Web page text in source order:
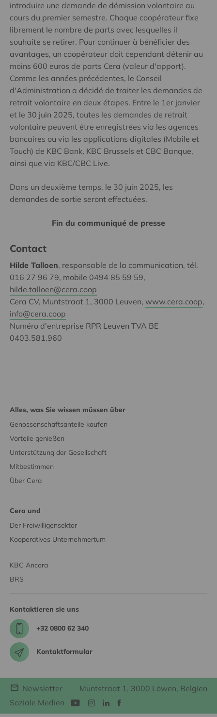
introduire une demande de démission volontaire au
cours du premier semestre. Chaque coopérateur fixe
librement le nombre de parts avec lesquelles il
souhaite se retirer. Pour continuer à bénéficier des
avantages, un coopérateur doit cependant détenir au
moins 600 euros de parts Cera (valeur d'apport).
Comme les années précédentes, le Conseil
d'Administration a décidé de traiter les demandes de
retrait volontaire en deux étapes. Entre le 1er janvier
et le 30 juin 2025, toutes les demandes de retrait
volontaire peuvent être enregistrées via les agences
bancaires ou via les applications digitales (Mobile et
Touch) de KBC Bank, KBC Brussels et CBC Banque,
ainsi que via KBC/CBC Live.
Dans un deuxième temps, le 30 juin 2025, les
demandes de sortie seront effectuées.
Fin du communiqué de presse
Contact
Hilde Talloen, responsable de la communication, tél.
016 27 96 79, mobile 0494 85 59 59,
hilde.talloen@cera.coop
Cera CV, Muntstraat 1, 3000 Leuven, www.cera.coop,
info@cera.coop
Numéro d'entreprise RPR Leuven TVA BE
0403.581.960
Alles, was Sie wissen müssen über
Genossenschaftsanteile kaufen
Vorteile genießen
Unterstützung der Gesellschaft
Mitbestimmen
Über Cera
Cera und
Der Freiwilligensektor
Kooperatives Unternehmertum
KBC Ancora
BRS
Kontaktieren sie uns
+32 0800 62 340
Kontaktformular
Newsletter
Muntstraat 1, 3000 Löwen, Belgien
Soziale Medien